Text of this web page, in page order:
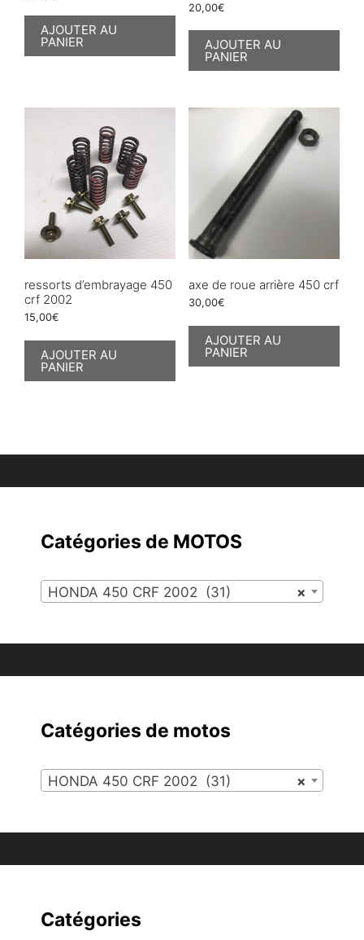
AJOUTER AU
PANIER
20,00€
AJOUTER AU
PANIER
ressorts d’embrayage 450
crf 2002
15,00€
AJOUTER AU
PANIER
axe de roue arrière 450 crf
30,00€
AJOUTER AU
PANIER
Catégories de MOTOS
×
HONDA 450 CRF 2002 (31)
Catégories de motos
×
HONDA 450 CRF 2002 (31)
Catégories